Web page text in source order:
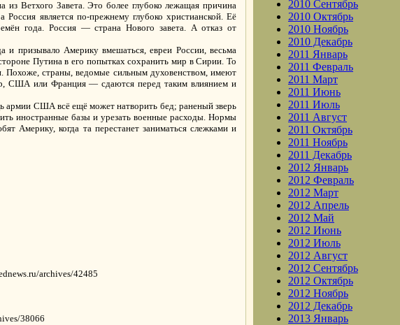
Ветхого Завета. Это более глубоко лежащая причина
является по-прежнему глубоко христианской. Её
года. Россия — страна Нового завета. А отказ от
и призывало Америку вмешаться, евреи России, весьма
Путина в его попытках сохранить мир в Сирии. То
Похоже, страны, ведомые сильным духовенством, имеют
США или Франция — сдаются перед таким влиянием и
США всё ещё может натворить бед; раненый зверь
иностранные базы и урезать военные расходы. Нормы
Америку, когда та перестанет заниматься слежками и
archives/42485
38066
2010 Сентябрь
2010 Октябрь
2010 Ноябрь
2010 Декабрь
2011 Январь
2011 Февраль
2011 Март
2011 Июнь
2011 Июль
2011 Август
2011 Октябрь
2011 Ноябрь
2011 Декабрь
2012 Январь
2012 Февраль
2012 Март
2012 Апрель
2012 Май
2012 Июнь
2012 Июль
2012 Август
2012 Сентябрь
2012 Октябрь
2012 Ноябрь
2012 Декабрь
2013 Январь